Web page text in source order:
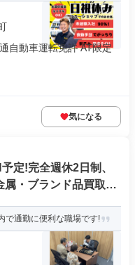
自動車運転免許 AT限定
気になる
定!完全週休2日制、
・ブランド品買取店
で通勤に便利な職場です!